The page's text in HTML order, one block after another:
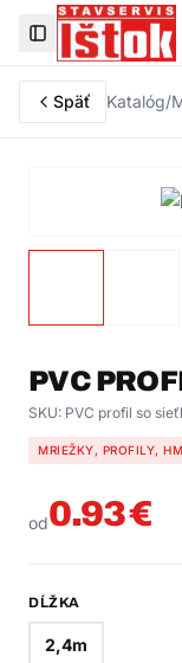
Toggle Sidebar
Späť Katalóg/
PVC
SKU: PVC profil so
MRIEŽKY, PROFILY,
od0.93€
DĹŽKA
2,4m